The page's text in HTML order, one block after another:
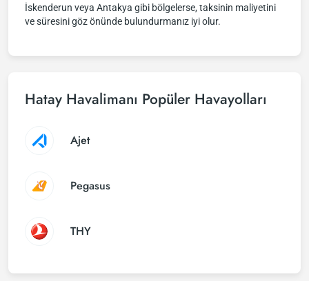
İskenderun veya Antakya gibi bölgelerse, taksinin maliyetini
ve süresini göz önünde bulundurmanız iyi olur.
Hatay Havalimanı Popüler Havayolları
Ajet
Pegasus
THY